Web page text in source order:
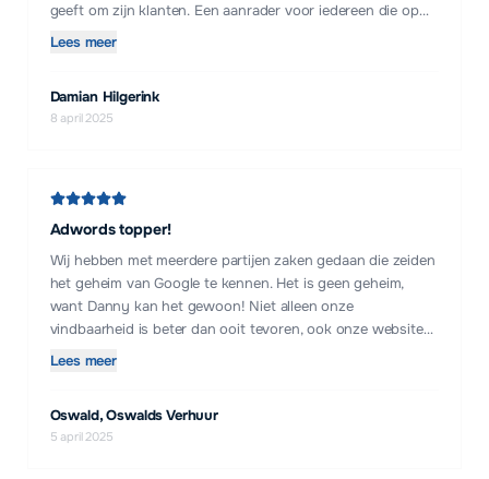
geeft om zijn klanten. Een aanrader voor iedereen die op
zoek is naar betrouwbare technische ondersteuning!
Lees meer
Damian Hilgerink
8 april 2025
Adwords topper!
Wij hebben met meerdere partijen zaken gedaan die zeiden
het geheim van Google te kennen. Het is geen geheim,
want Danny kan het gewoon! Niet alleen onze
vindbaarheid is beter dan ooit tevoren, ook onze website
heeft een opfrisbeurt gehad, hij onderhoudt onze mail,
Lees meer
Oswald, Oswalds Verhuur
5 april 2025